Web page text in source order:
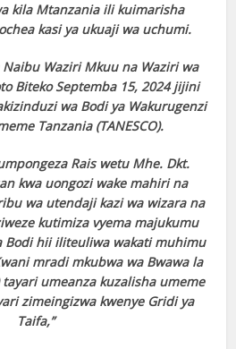
kila Mtanzania ili kuimarisha
kasi ya ukuaji wa uchumi.
Naibu Waziri Mkuu na Waziri wa
Biteko Septemba 15, 2024 jijini
wa Bodi ya Wakurugenzi
Tanzania (TANESCO).
Rais wetu Mhe. Dkt.
kwa uongozi wake mahiri na
wa utendaji kazi wa wizara na
kutimiza vyema majukumu
Bodi hii iliteuliwa wakati muhimu
mradi mkubwa wa Bwawa la
tayari umeanza kuzalisha umeme
zimeingizwa kwenye Gridi ya
Taifa,”